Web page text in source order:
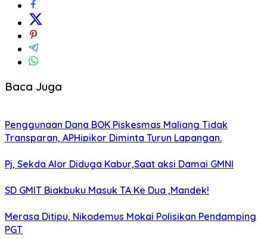
Baca Juga
Penggunaan Dana BOK Piskesmas Maliang Tidak
Transparan, APHipikor Diminta Turun Lapangan.
Pj, Sekda Alor Diduga Kabur,Saat aksi Damai GMNI
SD GMIT Biakbuku Masuk TA Ke Dua ,Mandek!
Merasa Ditipu, Nikodemus Mokai Polisikan Pendamping
PGT